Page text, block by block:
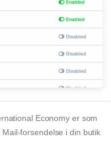
Economy er som
forsendelse i din butik